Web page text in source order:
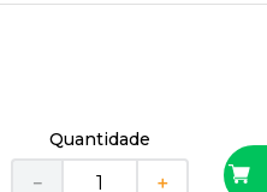
Quantidade
＋
－